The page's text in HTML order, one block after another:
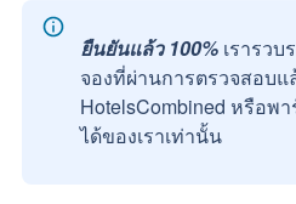
ยืนยันแล้ว 100% เรารว
จองที่ผ่านการตรวจสอบแ
HotelsCombined หรือพ
ได้ของเราเท่านั้น